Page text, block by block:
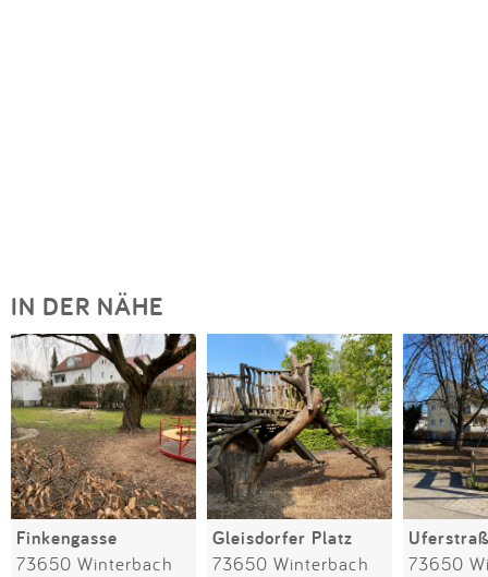
IN DER NÄHE
Finkengasse
73650 Winterbach
Gleisdorfer Platz
73650 Winterbach 73650